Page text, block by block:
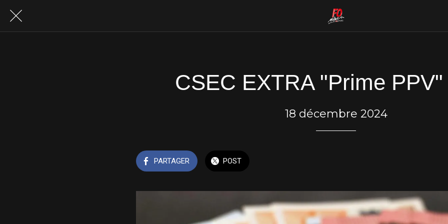
CSEC EXTRA "Prime
18 décembre 2024
PARTAGER POST